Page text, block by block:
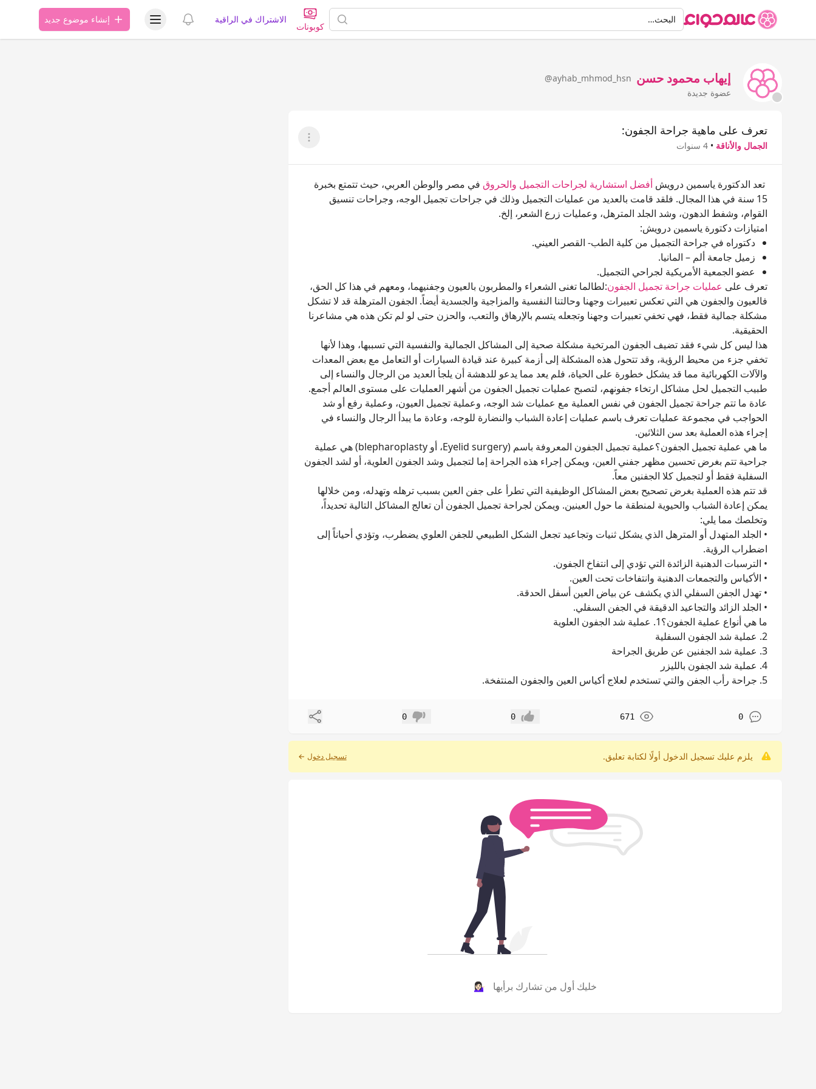
البحثالبحث…
كوبونات
الاشتراك في الراقية عرض الإشعاراتعرض قائمة المستخدمإنشاء موضوع جديد
إيهاب محمود حسن @ayhab_mhmod_hsn
عضوة جديدة
تعرف على ماهية جراحة الجفون:
الجمال والأناقة • 4 سنوات عرض القائمة
تعد الدكتورة ياسمين درويش أفضل استشارية لجراحات التجميل والحروق في مصر والوطن العربي، حيث تتمتع بخبرة
15 سنة في هذا المجال. فلقد قامت بالعديد من عمليات التجميل وذلك في جراحات تجميل الوجه، وجراحات تنسيق
القوام، وشفط الدهون، وشد الجلد المترهل، وعمليات زرع الشعر، إلخ.
امتيازات دكتورة ياسمين درويش:
دكتوراه في جراحة التجميل من كلية الطب- القصر العيني.
زميل جامعة ألم – المانيا.
عضو الجمعية الأمريكية لجراحي التجميل.
تعرف على عمليات جراحة تجميل الجفون:لطالما تغنى الشعراء والمطربون بالعيون وجفنيهما، ومعهم في هذا كل الحق،
فالعيون والجفون هي التي تعكس تعبيرات وجهنا وحالتنا النفسية والمزاجية والجسدية أيضاً. الجفون المترهلة قد لا تشكل
مشكلة جمالية فقط، فهي تخفي تعبيرات وجهنا وتجعله يتسم بالإرهاق والتعب، والحزن حتى لو لم تكن هذه هي مشاعرنا
الحقيقية.
هذا ليس كل شيء فقد تضيف الجفون المرتخية مشكلة صحية إلى المشاكل الجمالية والنفسية التي تسببها، وهذا لأنها
تخفي جزء من محيط الرؤية، وقد تتحول هذه المشكلة إلى أزمة كبيرة عند قيادة السيارات أو التعامل مع بعض المعدات
والآلات الكهربائية مما قد يشكل خطورة على الحياة، فلم يعد مما يدعو للدهشة أن يلجأ العديد من الرجال والنساء إلى
طبيب التجميل لحل مشاكل ارتخاء جفونهم، لتصبح عمليات تجميل الجفون من أشهر العمليات على مستوى العالم أجمع.
عادة ما تتم جراحة تجميل الجفون في نفس العملية مع عمليات شد الوجه، وعملية تجميل العيون، وعملية رفع أو شد
الحواجب في مجموعة عمليات تعرف باسم عمليات إعادة الشباب والنضارة للوجه، وعادة ما يبدأ الرجال والنساء في
إجراء هذه العملية بعد سن الثلاثين.
ما هي عملية تجميل الجفون؟عملية تجميل الجفون المعروفة باسم (Eyelid surgery، أو blepharoplasty) هي عملية
جراحية تتم بغرض تحسين مظهر جفني العين، ويمكن إجراء هذه الجراحة إما لتجميل وشد الجفون العلوية، أو لشد الجفون
السفلية فقط أو لتجميل كلا الجفنين معاً.
قد تتم هذه العملية بغرض تصحيح بعض المشاكل الوظيفية التي تطرأ على جفن العين بسبب ترهله وتهدله، ومن خلالها
يمكن إعادة الشباب والحيوية لمنطقة ما حول العينين. ويمكن لجراحة تجميل الجفون أن تعالج المشاكل التالية تحديداً،
وتخلصك مما يلي:
• الجلد المتهدل أو المترهل الذي يشكل ثنيات وتجاعيد تجعل الشكل الطبيعي للجفن العلوي يضطرب، وتؤدي أحياناً إلى
اضطراب الرؤية.
• الترسبات الدهنية الزائدة التي تؤدي إلى انتفاخ الجفون.
• الأكياس والتجمعات الدهنية وانتفاخات تحت العين.
• تهدل الجفن السفلي الذي يكشف عن بياض العين أسفل الحدقة.
• الجلد الزائد والتجاعيد الدقيقة في الجفن السفلي.
ما هي أنواع عملية الجفون؟1. عملية شد الجفون العلوية
2. عملية شد الجفون السفلية
3. عملية شد الجفنين عن طريق الجراحة
4. عملية شد الجفون بالليزر
5. جراحة رأب الجفن والتي تستخدم لعلاج أكياس العين والجفون المنتفخة.
0
671 إعجاب 0 عدم إعجاب
0 مشاركة
يلزم عليك تسجيل الدخول أولًا لكتابة تعليق. تسجيل دخول ←
خليك أول من تشارك برأيها 💁🏻‍♀️